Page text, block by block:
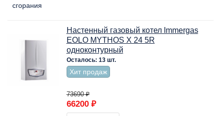
сгорания
Настенный газовый котел Immergas
EOLO MYTHOS X 24 5R
одноконтурный
Осталось: 13 шт.
Хит продаж
73690 ₽
66200 ₽